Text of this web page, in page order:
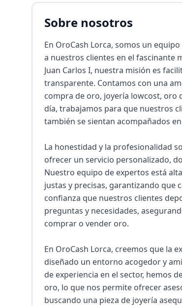
Sobre nosotros
En OroCash Lorca, somos un
a nuestros clientes en el fascinante
Juan Carlos I, nuestra misión es
transparente. Contamos con una
compra de oro, joyería lowcost, oro
día, trabajamos para que nuestros
también se sientan acompañados
La honestidad y la profesionalidad
ofrecer un servicio personalizado,
Nuestro equipo de expertos está
justas y precisas, garantizando que
confianza que nuestros clientes
preguntas y necesidades,
comprar o vender oro.
En OroCash Lorca, creemos que la
diseñado un entorno acogedor y
de experiencia en el sector, hemos
oro, lo que nos permite ofrecer
buscando una pieza de joyería